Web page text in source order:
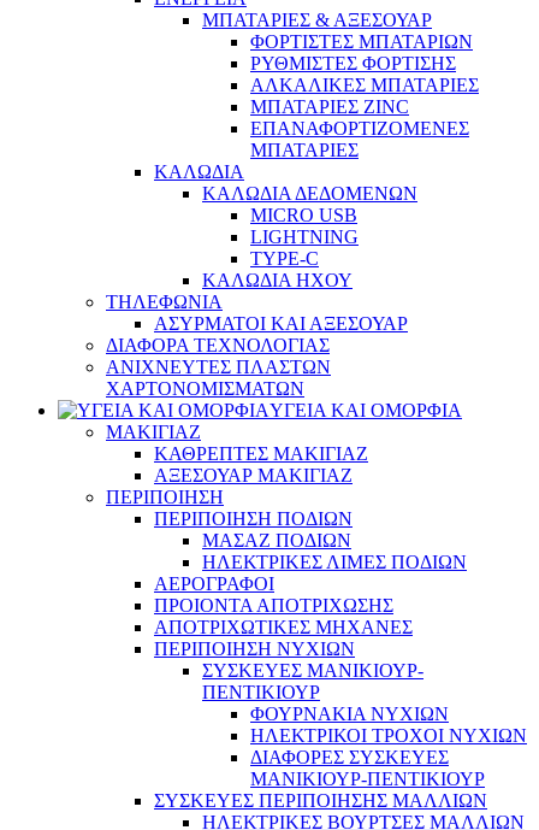
ΜΠΑΤΑΡΙΕΣ & ΑΞΕΣΟΥΑΡ
ΦΟΡΤΙΣΤΕΣ ΜΠΑΤΑΡΙΩΝ
ΡΥΘΜΙΣΤΕΣ ΦΟΡΤΙΣΗΣ
ΑΛΚΑΛΙΚΕΣ ΜΠΑΤΑΡΙΕΣ
ΜΠΑΤΑΡΙΕΣ ZINC
ΕΠΑΝΑΦΟΡΤΙΖΟΜΕΝΕΣ
ΜΠΑΤΑΡΙΕΣ
ΚΑΛΩΔΙΑ
ΚΑΛΩΔΙΑ ΔΕΔΟΜΕΝΩΝ
MICRO USB
LIGHTNING
TYPE-C
ΚΑΛΩΔΙΑ ΗΧΟΥ
ΤΗΛΕΦΩΝΙΑ
ΑΣΥΡΜΑΤΟΙ ΚΑΙ ΑΞΕΣΟΥΑΡ
ΔΙΑΦΟΡΑ ΤΕΧΝΟΛΟΓΙΑΣ
ΑΝΙΧΝΕΥΤΕΣ ΠΛΑΣΤΩΝ
ΧΑΡΤΟΝΟΜΙΣΜΑΤΩΝ
ΥΓΕΙΑ ΚΑΙ ΟΜΟΡΦΙΑ
ΜΑΚΙΓΙΑΖ
ΚΑΘΡΕΠΤΕΣ ΜΑΚΙΓΙΑΖ
ΑΞΕΣΟΥΑΡ ΜΑΚΙΓΙΑΖ
ΠΕΡΙΠΟΙΗΣΗ
ΠΕΡΙΠΟΙΗΣΗ ΠΟΔΙΩΝ
ΜΑΣΑΖ ΠΟΔΙΩΝ
ΗΛΕΚΤΡΙΚΕΣ ΛΙΜΕΣ ΠΟΔΙΩΝ
ΑΕΡΟΓΡΑΦΟΙ
ΠΡΟΙΟΝΤΑ ΑΠΟΤΡΙΧΩΣΗΣ
ΑΠΟΤΡΙΧΩΤΙΚΕΣ ΜΗΧΑΝΕΣ
ΠΕΡΙΠΟΙΗΣΗ ΝΥΧΙΩΝ
ΣΥΣΚΕΥΕΣ ΜΑΝΙΚΙΟΥΡ-
ΠΕΝΤΙΚΙΟΥΡ
ΦΟΥΡΝΑΚΙΑ ΝΥΧΙΩΝ
ΗΛΕΚΤΡΙΚΟΙ ΤΡΟΧΟΙ ΝΥΧΙΩΝ
ΔΙΑΦΟΡΕΣ ΣΥΣΚΕΥΕΣ
ΜΑΝΙΚΙΟΥΡ-ΠΕΝΤΙΚΙΟΥΡ
ΣΥΣΚΕΥΕΣ ΠΕΡΙΠΟΙΗΣΗΣ ΜΑΛΛΙΩΝ
ΗΛΕΚΤΡΙΚΕΣ ΒΟΥΡΤΣΕΣ ΜΑΛΛΙΩΝ